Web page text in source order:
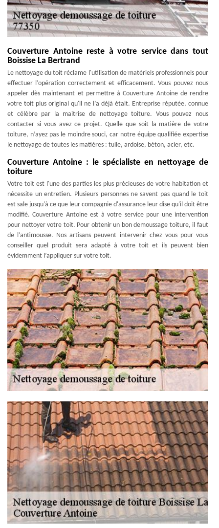
Couverture Antoine reste à votre service dans tout
Boissise La Bertrand
Le nettoyage du toit réclame l'utilisation de matériels professionnels pour
effectuer l’opération correctement et efficacement. Vous pouvez nous
appeler dès maintenant et permettre à Couverture Antoine de rendre
votre toit plus original qu'il ne l’a déjà était. Entreprise réputée, connue
et célèbre par la maitrise de nettoyage toiture. Vous pouvez nous
contacter si vous avez ce projet. Quelle que soit la matière de votre
toiture, n’ayez pas le moindre souci, car notre équipe qualifiée expertise
le nettoyage de toutes les matières : tuile, ardoise, béton, acier, etc.
Couverture Antoine : le spécialiste en nettoyage de
toiture
Votre toit est l'une des parties les plus précieuses de votre habitation et
nécessite un entretien. Plusieurs personnes ne savent pas quand le toit
est sale jusqu'à ce que leur compagnie d'assurance leur dise qu'il doit être
modifié. Couverture Antoine est à votre service pour une intervention
pour nettoyer votre toit. Pour obtenir un bon demoussage toiture, il faut
de l’antimousse. Nos artisans peuvent intervenir chez vous pour vous
conseiller quel produit sera adapté à votre toit et ils peuvent bien
évidemment l’appliquer sur votre toit.